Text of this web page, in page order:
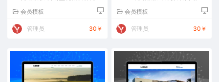
会员模板
管理员 30￥
会员模板
管理员 30￥